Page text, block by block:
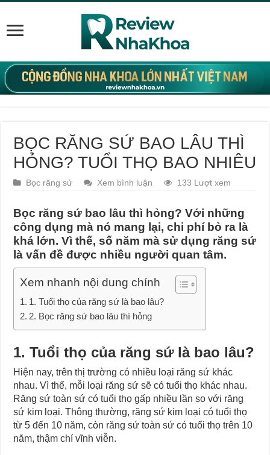
BỌC RĂNG SỨ BAO LÂU THÌ
HỎNG? TUỔI THỌ BAO NHIÊU
Bọc răng sứ Xem bình luận 133 Lượt xem
Bọc răng sứ bao lâu thì hỏng? Với những
công dụng mà nó mang lại, chi phí bỏ ra là
khá lớn. Vì thế, số năm mà sử dụng răng sứ
là vấn đề được nhiều người quan tâm.
Xem nhanh nội dung chính
1. Tuổi thọ của răng sứ là bao lâu?
2. Bọc răng sứ bao lâu thì hỏng
1. Tuổi thọ của răng sứ là bao lâu?
Hiện nay, trên thị trường có nhiều loại răng sứ khác
nhau. Vì thế, mỗi loại răng sứ sẽ có tuổi thọ khác nhau.
Răng sứ toàn sứ có tuổi thọ gấp nhiều lần so với răng
sứ kim loại. Thông thường, răng sứ kim loại có tuổi thọ
từ 5 đến 10 năm, còn răng sứ toàn sứ có tuổi thọ trên 10
năm, thậm chí vĩnh viễn.